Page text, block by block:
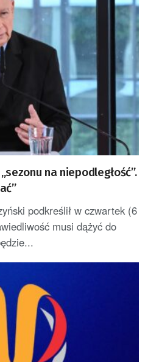
na niepodległość”.
podkreślił w czwartek (6
musi dążyć do